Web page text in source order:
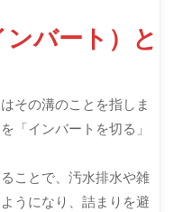
ンバート）と
その溝のことを指しま
「インバートを切る」
ことで、汚水排水や雑
うになり、詰まりを避